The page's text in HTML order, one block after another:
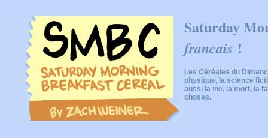
Saturday
francais !
Les Céréales du
physique, la science
aussi la vie, la mort, la
choses.